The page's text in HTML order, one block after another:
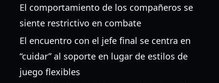
El comportamiento de los compañeros se
siente restrictivo en combate
El encuentro con el jefe final se centra en
“cuidar” al soporte en lugar de estilos de
juego flexibles